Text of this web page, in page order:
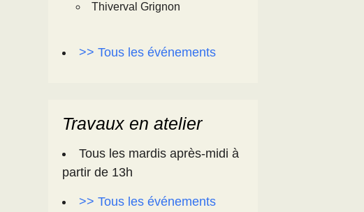
Thiverval Grignon
>> Tous les événements
Travaux en atelier
Tous les mardis après-midi à
partir de 13h
>> Tous les événements